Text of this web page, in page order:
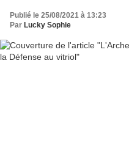
Publié le 25/08/2021 à 13:23
Par Lucky Sophie